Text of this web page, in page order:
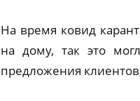
На время ковид
на дому, так это
предложения